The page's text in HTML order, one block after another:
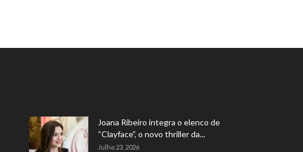
Joana Ribeiro integra o elenco de
“Clayface”, o novo thriller da...
Julho 23, 2026